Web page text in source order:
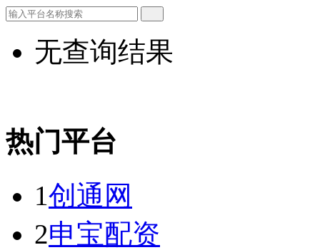
无查询结果
热门平台
1创通网
2申宝配资